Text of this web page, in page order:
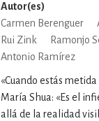
Autor(es)
Carmen Berenguer
Rui Zink
Ramonjo
Antonio Ramírez
«Cuando estás
María Shua: «Es el
allá de la realidad